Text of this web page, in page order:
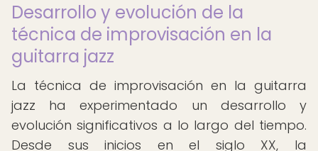
Desarrollo y evolución de la
técnica de improvisación en la
guitarra jazz
La técnica de improvisación en la guitarra
jazz ha experimentado un desarrollo y
evolución significativos a lo largo del tiempo.
Desde sus inicios en el siglo XX, la